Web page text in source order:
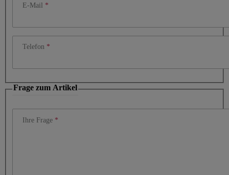
E-Mail
Telefon
Frage zum Artikel
Ihre Frage